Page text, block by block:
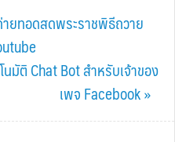
ายทอดสดพระราชพิธีถวาย
มัติ Chat Bot สำหรับเจ้าของ
เพจ Facebook »